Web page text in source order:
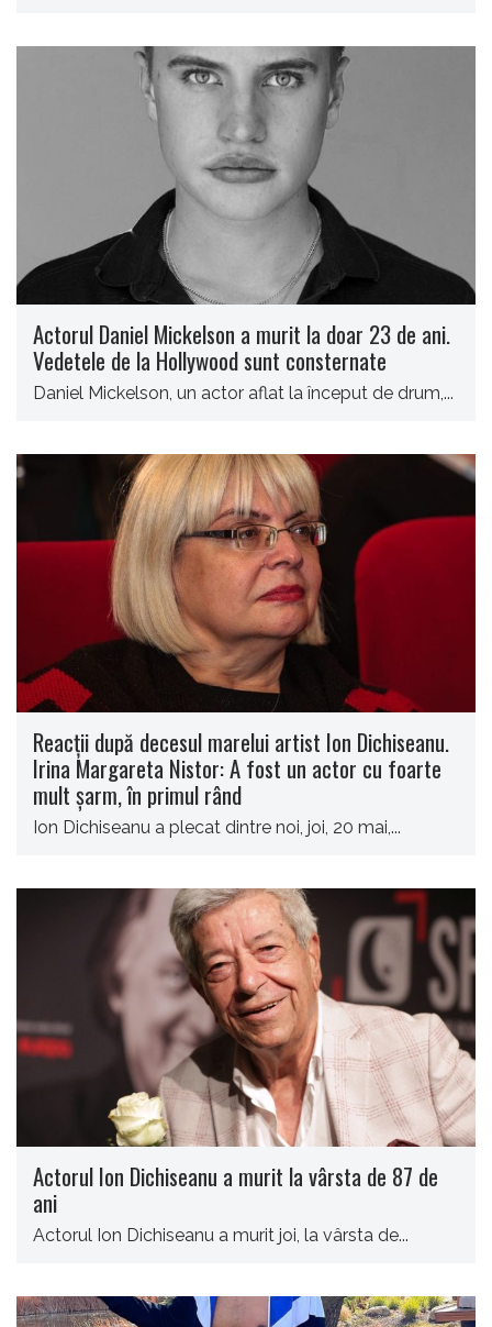
Actorul Daniel Mickelson a murit la doar 23 de ani.
Vedetele de la Hollywood sunt consternate
Daniel Mickelson, un actor aflat la început de drum,...
Reacții după decesul marelui artist Ion Dichiseanu.
Irina Margareta Nistor: A fost un actor cu foarte
mult șarm, în primul rând
Ion Dichiseanu a plecat dintre noi, joi, 20 mai,...
Actorul Ion Dichiseanu a murit la vârsta de 87 de
ani
Actorul Ion Dichiseanu a murit joi, la vârsta de...